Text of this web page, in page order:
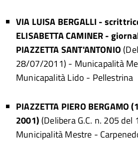
VIA LUISA BERGALLI -
ELISABETTA CAMINER -
PIAZZETTA SANT'ANTONIO
28/07/2011) - Municapalità
Municapalità Lido - Pellestrina
PIAZZETTA PIERO BERGAMO
2001) (Delibera G.C. n. 205
Municipalità Mestre -